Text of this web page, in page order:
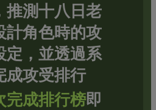
推測十八日老
計角色時的攻
定，並透過系
成攻受排行
完成排行榜即